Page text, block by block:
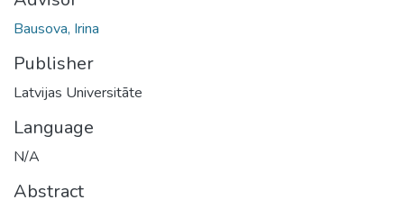
Bausova, Irina
Publisher
Latvijas Universitāte
Language
N/A
Abstract